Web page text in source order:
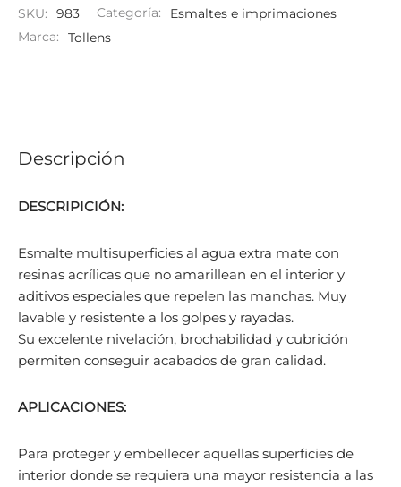
SKU: 983 Categoría:
Esmaltes e imprimaciones
Marca:
Tollens
Descripción
DESCRIPICIÓN:
Esmalte multisuperficies al agua extra mate con
resinas acrílicas que no amarillean en el interior y
aditivos especiales que repelen las manchas. Muy
lavable y resistente a los golpes y rayadas.
Su excelente nivelación, brochabilidad y cubrición
permiten conseguir acabados de gran calidad.
APLICACIONES:
Para proteger y embellecer aquellas superficies de
interior donde se requiera una mayor resistencia a las